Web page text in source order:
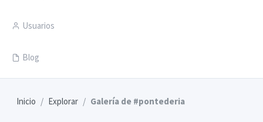
Usuarios
Blog
Inicio Explorar Galería de #pontederia